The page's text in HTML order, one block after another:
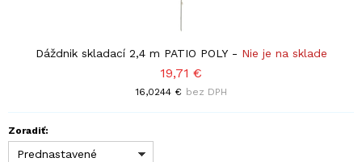
Dáždnik skladací 2,4 m PATIO POLY- Nie je na sklade
19,71 €
16,0244 € bez DPH
Zoradiť:
Prednastavené